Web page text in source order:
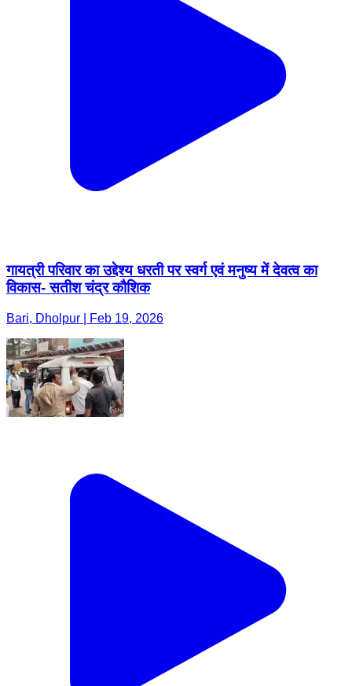
गायत्री परिवार का उद्देश्य धरती पर स्वर्ग एवं मनुष्य में देवत्व का
विकास- सतीश चंद्र कौशिक
Bari, Dholpur | Feb 19, 2026